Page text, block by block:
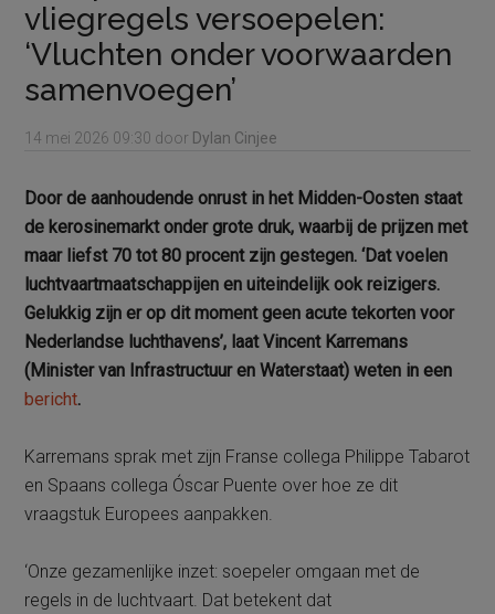
vliegregels versoepelen:
‘Vluchten onder voorwaarden
samenvoegen’
14 mei 2026 09:30 door Dylan Cinjee
Door de aanhoudende onrust in het Midden-Oosten staat
de kerosinemarkt onder grote druk, waarbij deprijzen met
maar liefst 70 tot 80 procent zijn gestegen. ‘Dat voelen
luchtvaartmaatschappijen en uiteindelijk ook reizigers.
Gelukkig zijn er op dit moment geen acute tekorten voor
Nederlandse luchthavens’, laatVincent Karremans
(Minister van Infrastructuur en Waterstaat) weten in een
bericht.
Karremans sprak met zijn Franse collega Philippe Tabarot
en Spaans collega Óscar Puente over hoe ze dit
vraagstuk Europees aanpakken.
‘Onze gezamenlijke inzet: soepeler omgaan met de
regels in de luchtvaart. Dat betekent dat